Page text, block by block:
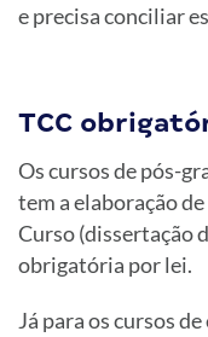
e precisa conciliar
TCC
Os cursos de pós-
tem a elaboração
Curso (dissertação
obrigatória por lei.
Já para os cursos